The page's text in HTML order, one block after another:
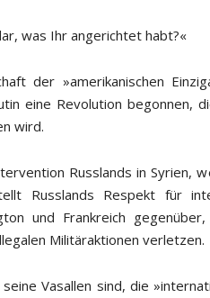
was Ihr angerichtet habt?«
der »amerikanischen
eine Revolution begonnen,
wird.
Russlands in Syrien,
Russlands Respekt für
und Frankreich
Militäraktionen verletzen.
Vasallen sind, die